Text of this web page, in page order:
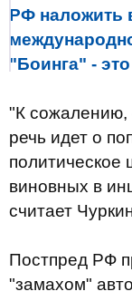
РФ наложить
"Боинга" -
"К сожалению,
речь идет о
политическое
виновных в
считает
Постпред РФ
"замахом"